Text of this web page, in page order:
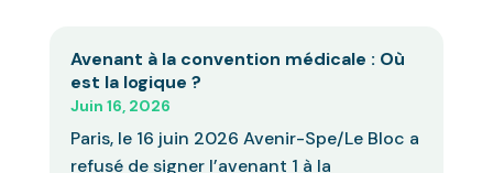
Avenant à la convention médicale : Où
est la logique ?
Juin 16, 2026
Paris, le 16 juin 2026 Avenir-Spe/Le Bloc a
refusé de signer l’avenant 1 à la